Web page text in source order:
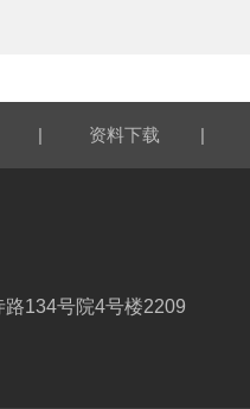
| 资料下载 |
134号院4号楼2209